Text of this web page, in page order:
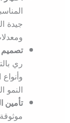
جيدة
تصميم
ري
النمو
تأمين